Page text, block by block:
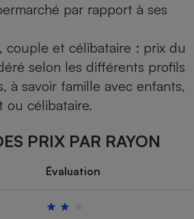
par rapport à ses
couple et célibataire : prix du
selon les différents profils
à savoir famille avec enfants,
ou célibataire.
PRIX PAR RAYON
Évaluation